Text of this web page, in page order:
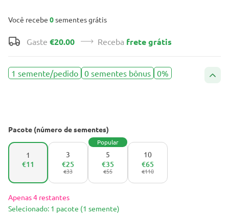
Você recebe 0sementes grátis
Gaste €20.00 Receba frete grátis
1 semente/pedido 0 sementes bônus 0%
Pacote (número de sementes)
1
€11
3
€33
€25
5
Popular
€55
€35
10
€110
€65
Apenas 4 restantes
Selecionado: 1 pacote (1 semente)